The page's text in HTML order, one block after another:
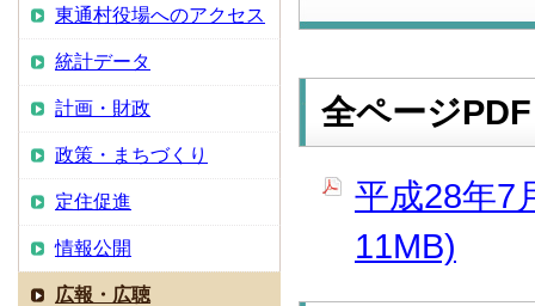
全ページPDF
平成28年7
11MB)
東通村役場へのアクセス
統計データ
計画・財政
政策・まちづくり
定住促進
情報公開
広報・広聴